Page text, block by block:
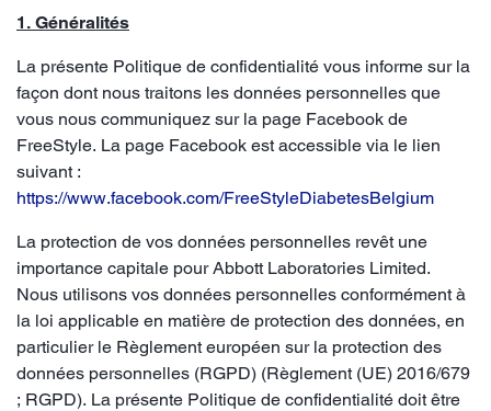
1. Généralités
La présente Politique de confidentialité vous informe sur la
façon dont nous traitons les données personnelles que
vous nous communiquez sur la page Facebook de
FreeStyle. La page Facebook est accessible via le lien
suivant :
https://www.facebook.com/FreeStyleDiabetesBelgium
La protection de vos données personnelles revêt une
importance capitale pour Abbott Laboratories Limited.
Nous utilisons vos données personnelles conformément à
la loi applicable en matière de protection des données, en
particulier le Règlement européen sur la protection des
données personnelles (RGPD) (Règlement (UE) 2016/679
; RGPD). La présente Politique de confidentialité doit être